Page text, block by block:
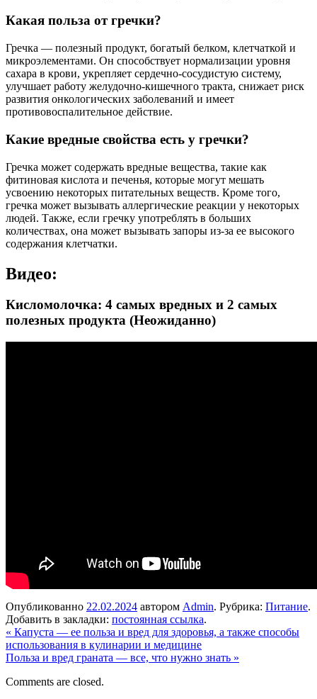
Какая польза от гречки?
Гречка — полезный продукт, богатый белком, клетчаткой и
микроэлементами. Он способствует нормализации уровня
сахара в крови, укрепляет сердечно-сосудистую систему,
улучшает работу желудочно-кишечного тракта, снижает риск
развития онкологических заболеваний и имеет
противовоспалительное действие.
Какие вредные свойства есть у гречки?
Гречка может содержать вредные вещества, такие как
фитиновая кислота и печенья, которые могут мешать
усвоению некоторых питательных веществ. Кроме того,
гречка может вызывать аллергические реакции у некоторых
людей. Также, если гречку употреблять в больших
количествах, она может вызывать запоры из-за ее высокого
содержания клетчатки.
Видео:
Кисломолочка: 4 самых вредных и 2 самых
полезных продукта (Неожиданно)
Опубликованно 22.02.2024 автором Admin. Рубрика: Питание.
Добавить в закладки: постоянная ссылка.
« Капуста — ее польза и вред для здоровья, а также способы
использования в кулинарии и медицине
Польза и вред граната — все, что нужно знать »
Comments are closed.